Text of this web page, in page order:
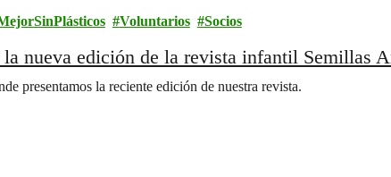
Voluntarios Socios
nueva edición de la revista infantil Semillas
presentamos la reciente edición de nuestra revista.